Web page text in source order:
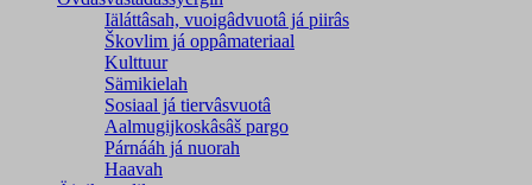
Iäláttâsah, vuoigâdvuotâ já piirâs
Škovlim já oppâmateriaal
Kulttuur
Sämikielah
Sosiaal já tiervâsvuotâ
Aalmugijkoskâsâš pargo
Párnááh já nuorah
Haavah